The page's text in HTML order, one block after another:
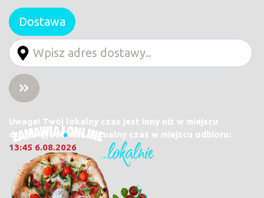
Dostawa
Uwaga! Twój lokalny czas jest inny niż w miejscu
dostawy/odbioru. Aktualny czas w miejscu odbioru:
13:45 6.08.2026